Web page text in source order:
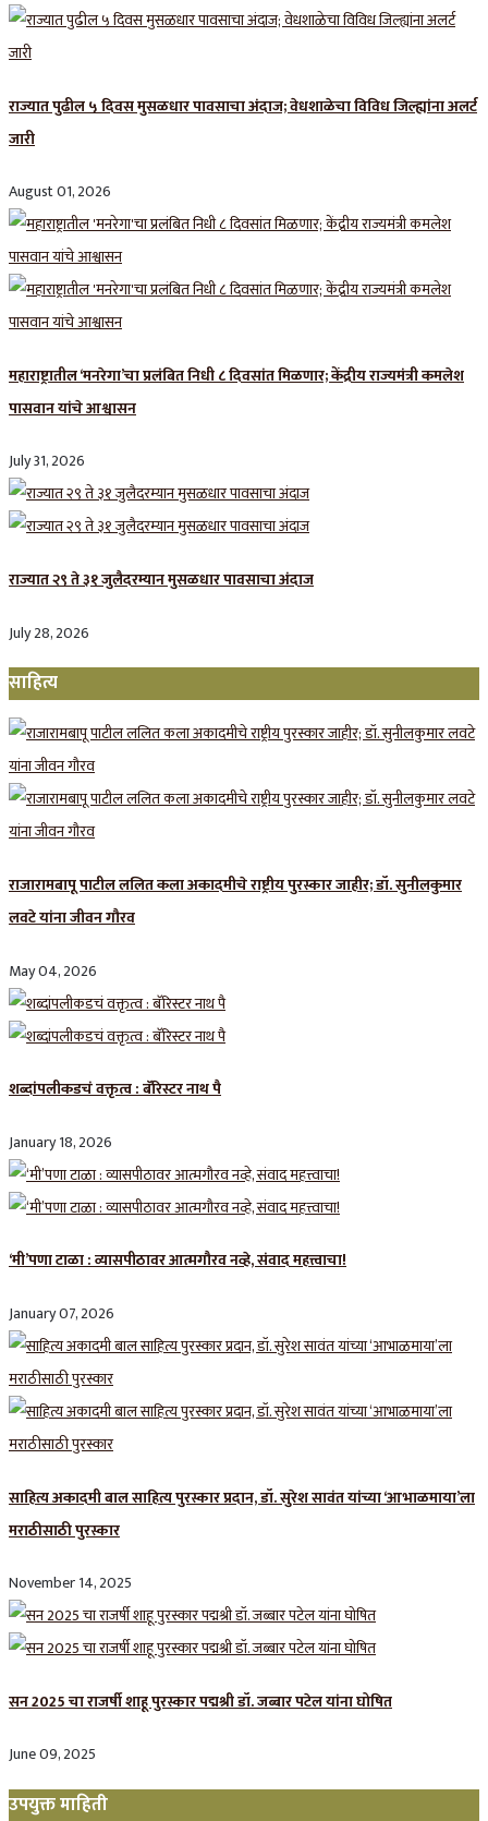
राज्यात पुढील ५ दिवस मुसळधार पावसाचा अंदाज; वेधशाळेचा विविध जिल्ह्यांना अलर्ट
जारी
August 01, 2026
महाराष्ट्रातील ‘मनरेगा’चा प्रलंबित निधी ८ दिवसांत मिळणार; केंद्रीय राज्यमंत्री कमलेश
पासवान यांचे आश्वासन
July 31, 2026
राज्यात २९ ते ३१ जुलैदरम्यान मुसळधार पावसाचा अंदाज
July 28, 2026
साहित्य
राजारामबापू पाटील ललित कला अकादमीचे राष्ट्रीय पुरस्कार जाहीर; डॉ. सुनीलकुमार
लवटे यांना जीवन गौरव
May 04, 2026
शब्दांपलीकडचं वक्तृत्व : बॅरिस्टर नाथ पै
January 18, 2026
‘मी’पणा टाळा : व्यासपीठावर आत्मगौरव नव्हे, संवाद महत्त्वाचा!
January 07, 2026
साहित्य अकादमी बाल साहित्य पुरस्कार प्रदान, डॉ. सुरेश सावंत यांच्या ‘आभाळमाया’ला
मराठीसाठी पुरस्कार
November 14, 2025
सन 2025 चा राजर्षी शाहू पुरस्कार प‌द्मश्री डॉ. जब्बार पटेल यांना घोषित
June 09, 2025
उपयुक्त माहिती